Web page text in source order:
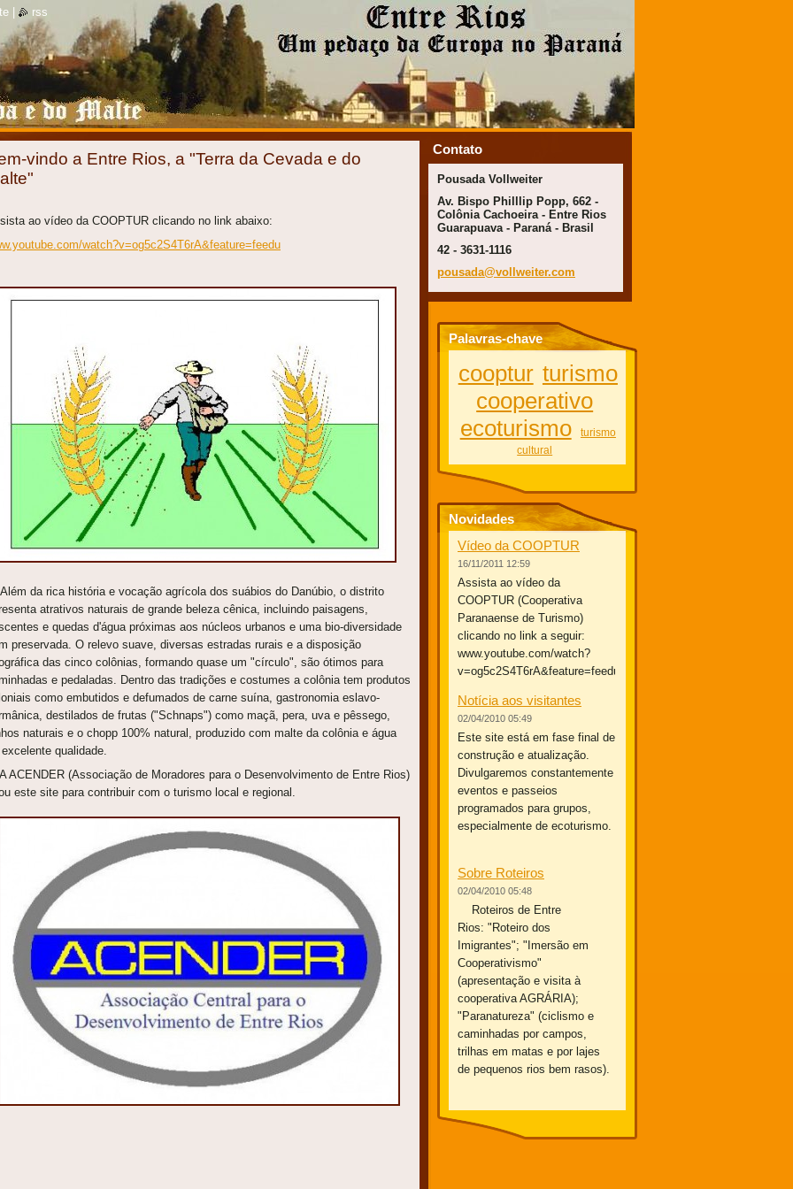
vindo a Entre Rios, a "Terra da Cevada e do
ao vídeo da COOPTUR clicando no link abaixo:
watch?v=og5c2S4T6rA&feature=feedu
da rica história e vocação agrícola dos suábios do Danúbio, o distrito
atrativos naturais de grande beleza cênica, incluindo paisagens,
e quedas d'água próximas aos núcleos urbanos e uma bio-diversidade
preservada. O relevo suave, diversas estradas rurais e a disposição
das cinco colônias, formando quase um "círculo", são ótimos para
e pedaladas. Dentro das tradições e costumes a colônia tem produtos
como embutidos e defumados de carne suína, gastronomia eslavo-
destilados de frutas ("Schnaps") como maçã, pera, uva e pêssego,
naturais e o chopp 100% natural, produzido com malte da colônia e água
qualidade.
ACENDER (Associação de Moradores para o Desenvolvimento de Entre Rios)
este site para contribuir com o turismo local e regional.
Contato
Pousada Vollweiter
Av. Bispo Philllip Popp, 662 -
Colônia Cachoeira - Entre Rios
Guarapuava - Paraná - Brasil
42 - 3631-1116
pousada@vollweiter.com
Palavras-chave
cooptur turismo
cooperativo
ecoturismo
turismo
cultural
Novidades
Vídeo da COOPTUR
16/11/2011 12:59
Assista ao vídeo da
COOPTUR (Cooperativa
Paranaense de Turismo)
clicando no link a seguir:
www.youtube.com/watch?
v=og5c2S4T6rA&feature=feedu
Notícia aos visitantes
02/04/2010 05:49
Este site está em fase final de
construção e atualização.
Divulgaremos constantemente
eventos e passeios
programados para grupos,
especialmente de ecoturismo.
Sobre Roteiros
02/04/2010 05:48
Roteiros de Entre
Rios: "Roteiro dos
Imigrantes"; "Imersão em
Cooperativismo"
(apresentação e visita à
cooperativa AGRÁRIA);
"Paranatureza" (ciclismo e
caminhadas por campos,
trilhas em matas e por lajes
de pequenos rios bem rasos).
rss